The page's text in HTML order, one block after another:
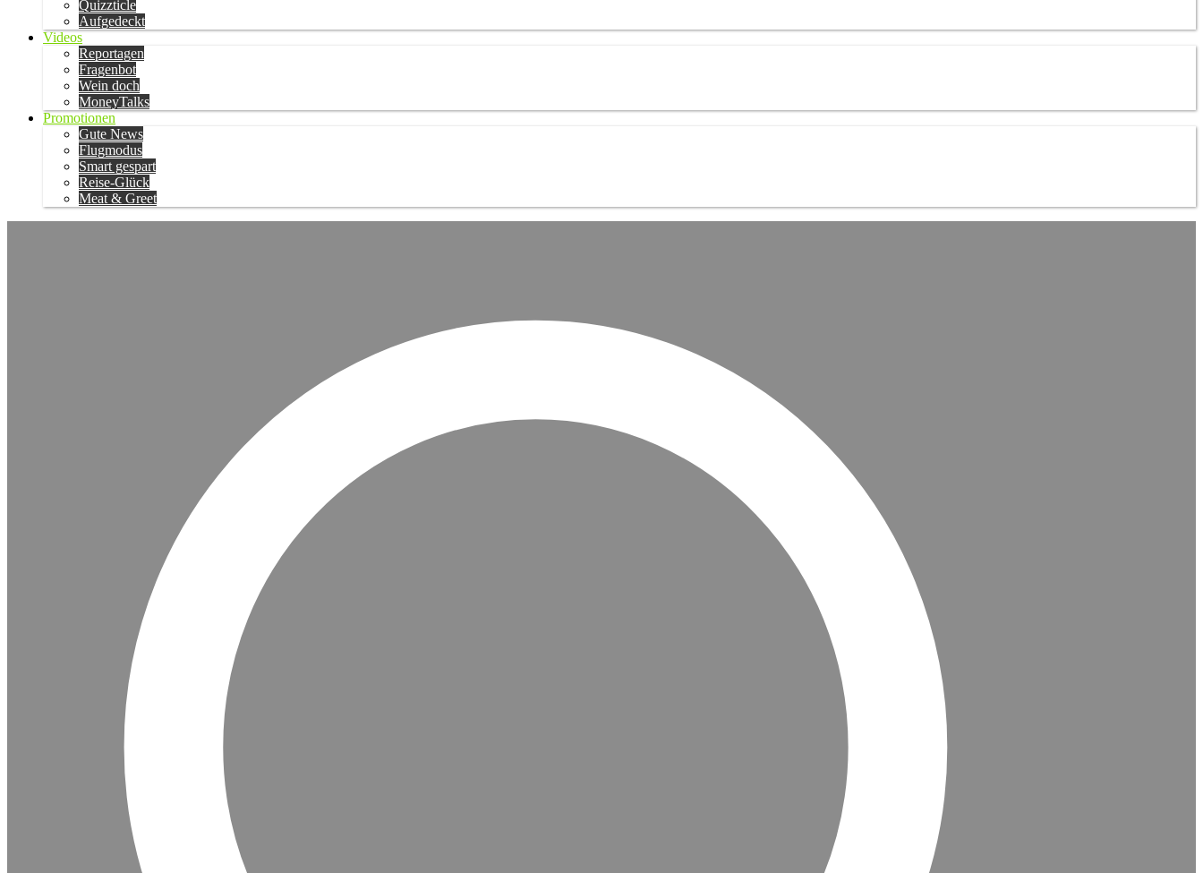
Quizzticle
Aufgedeckt
Videos
Reportagen
Fragenbot
Wein doch
MoneyTalks
Promotionen
Gute News
Flugmodus
Smart gespart
Reise-Glück
Meat & Greet